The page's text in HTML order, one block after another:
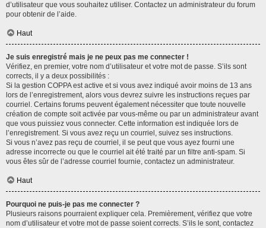
d’utilisateur que vous souhaitez utiliser. Contactez un administrateur du forum
pour obtenir de l’aide.
Haut
Je suis enregistré mais je ne peux pas me connecter !
Vérifiez, en premier, votre nom d’utilisateur et votre mot de passe. S’ils sont
corrects, il y a deux possibilités :
Si la gestion COPPA est active et si vous avez indiqué avoir moins de 13 ans
lors de l’enregistrement, alors vous devrez suivre les instructions reçues par
courriel. Certains forums peuvent également nécessiter que toute nouvelle
création de compte soit activée par vous-même ou par un administrateur avant
que vous puissiez vous connecter. Cette information est indiquée lors de
l’enregistrement. Si vous avez reçu un courriel, suivez ses instructions.
Si vous n’avez pas reçu de courriel, il se peut que vous ayez fourni une
adresse incorrecte ou que le courriel ait été traité par un filtre anti-spam. Si
vous êtes sûr de l’adresse courriel fournie, contactez un administrateur.
Haut
Pourquoi ne puis-je pas me connecter ?
Plusieurs raisons pourraient expliquer cela. Premièrement, vérifiez que votre
nom d’utilisateur et votre mot de passe soient corrects. S’ils le sont, contactez